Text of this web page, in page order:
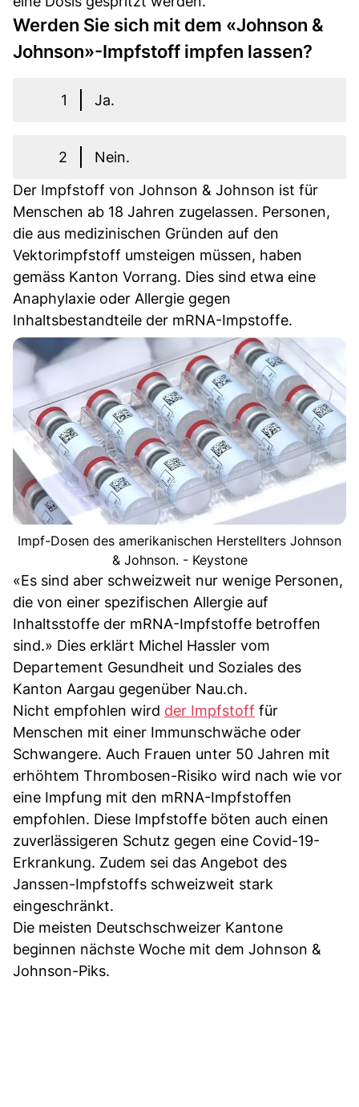
Werden Sie sich mit dem «Johnson &
Johnson»-Impfstoff impfen lassen?
1 Ja.
2
Nein.
Der Impfstoff von Johnson & Johnson ist für
Menschen ab 18 Jahren zugelassen. Personen,
die aus medizinischen Gründen auf den
Vektorimpfstoff umsteigen müssen, haben
gemäss Kanton Vorrang. Dies sind etwa eine
Anaphylaxie oder Allergie gegen
Inhaltsbestandteile der mRNA-Impstoffe.
Impf-Dosen des amerikanischen Herstellters Johnson
& Johnson. - Keystone
«Es sind aber schweizweit nur wenige Personen,
die von einer spezifischen Allergie auf
Inhaltsstoffe der mRNA-Impfstoffe betroffen
sind.» Dies erklärt Michel Hassler vom
Departement Gesundheit und Soziales des
Kanton Aargau gegenüber Nau.ch.
Nicht empfohlen wird der Impfstoff für
Menschen mit einer Immunschwäche oder
Schwangere. Auch Frauen unter 50 Jahren mit
erhöhtem Thrombosen-Risiko wird nach wie vor
eine Impfung mit den mRNA-Impfstoffen
empfohlen. Diese Impfstoffe böten auch einen
zuverlässigeren Schutz gegen eine Covid-19-
Erkrankung. Zudem sei das Angebot des
Janssen-Impfstoffs schweizweit stark
eingeschränkt.
Die meisten Deutschschweizer Kantone
beginnen nächste Woche mit dem Johnson &
Johnson-Piks.